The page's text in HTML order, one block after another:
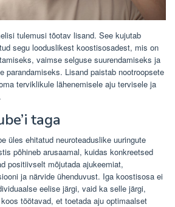
tulemusi tõotav lisand. See kujutab
segu looduslikest koostisosadest, mis on
vaimse selguse suurendamiseks ja
parandamiseks. Lisand paistab nootroopsete
terviklikule lähenemisele aju tervisele ja
taga
üles ehitatud neuroteaduslike uuringute
põhineb arusaamal, kuidas konkreetsed
positiivselt mõjutada ajukeemiat,
ja närvide ühenduvust. Iga koostisosa ei
eelise järgi, vaid ka selle järgi,
töötavad, et toetada aju optimaalset